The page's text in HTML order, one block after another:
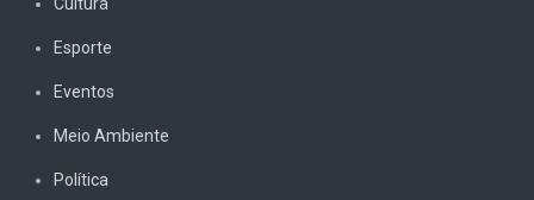
Esporte
Eventos
Meio Ambiente
Política